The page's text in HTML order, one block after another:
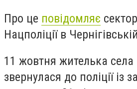
Про це повідомляє
Нацполіції в
11 жовтня жителька села
звернулася до поліції із